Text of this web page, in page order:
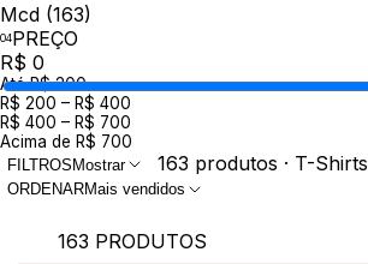
Mcd (163)
PREÇO
R$ 0
Até R$ 200
R$ 200 – R$ 400
R$ 400 – R$ 700
Acima de R$ 700
FILTROS Mostrar 163 produtos · T-Shirts
ORDENARMais vendidos
163 PRODUTOS